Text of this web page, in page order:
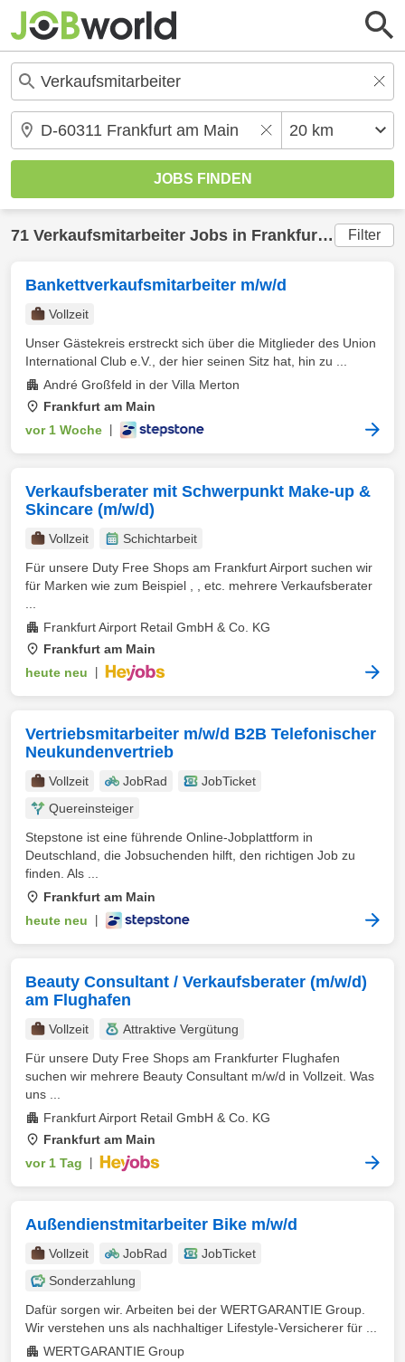
71 Verkaufsmitarbeiter Jobs in Frankfurt am Main Filter
Bankettverkaufsmitarbeiter m/w/d
Vollzeit
Unser Gästekreis erstreckt sich über die Mitglieder des Union
International Club e.V., der hier seinen Sitz hat, hin zu ...
André Großfeld in der Villa Merton
Frankfurt am Main
vor 1 Woche
Verkaufsberater mit Schwerpunkt Make-up &
Skincare (m/w/d)
Vollzeit
Schichtarbeit
Für unsere Duty Free Shops am Frankfurt Airport suchen wir
für Marken wie zum Beispiel , , etc. mehrere Verkaufsberater
Frankfurt Airport Retail GmbH & Co. KG
Frankfurt am Main
heute neu
Vertriebsmitarbeiter m/w/d B2B Telefonischer
Neukundenvertrieb
Vollzeit JobRad
JobTicket
Quereinsteiger
Stepstone ist eine führende Online-Jobplattform in
Deutschland, die Jobsuchenden hilft, den richtigen Job zu
finden. Als ...
Frankfurt am Main
heute neu
Beauty Consultant / Verkaufsberater (m/w/d)
am Flughafen
Vollzeit
Attraktive Vergütung
Für unsere Duty Free Shops am Frankfurter Flughafen
suchen wir mehrere Beauty Consultant m/w/d in Vollzeit. Was
uns ...
Frankfurt Airport Retail GmbH & Co. KG
Frankfurt am Main
vor 1 Tag
Außendienstmitarbeiter Bike m/w/d
Vollzeit JobRad
JobTicket
Sonderzahlung
Dafür sorgen wir. Arbeiten bei der WERTGARANTIE Group.
Wir verstehen uns als nachhaltiger Lifestyle-Versicherer für ...
WERTGARANTIE Group